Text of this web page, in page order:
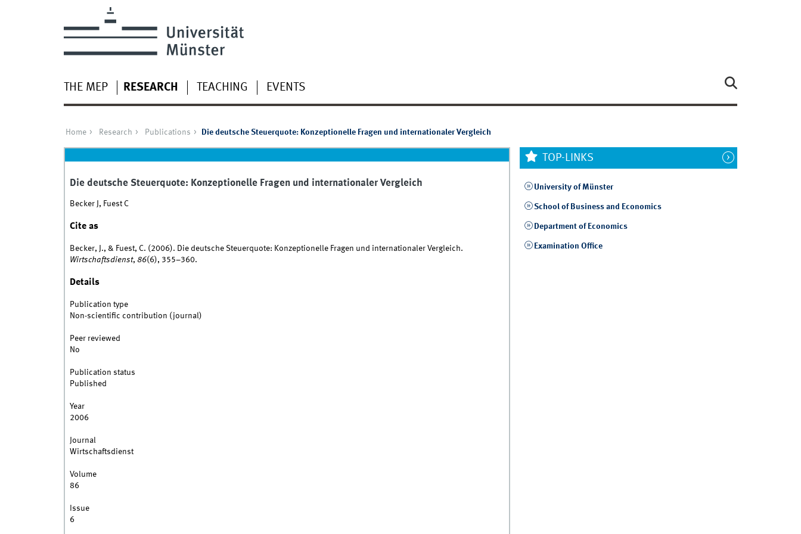
THE MEP RESEARCH TEACHING EVENTS
Home Research Publications Die deutsche Steuerquote: Konzeptionelle Fragen und internationaler Vergleich
Die deutsche Steuerquote: Konzeptionelle Fragen und internationaler Vergleich
Becker J, Fuest C
Cite as
Becker, J., & Fuest, C. (2006). Die deutsche Steuerquote: Konzeptionelle Fragen und internationaler Vergleich.
Wirtschaftsdienst, 86(6), 355–360.
Details
Publication type
Non-scientific contribution (journal)
Peer reviewed
No
Publication status
Published
Year
2006
Journal
Wirtschaftsdienst
Volume
86
Issue
6
TOP-LINKS
University of Münster
School of Business and Economics
Department of Economics
Examination Office